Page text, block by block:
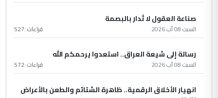
صناعة العقول لا تُدار بالبصمة
السبت 08 آب 2026 قراءات :527
رسالة إلى شيعة العراق.. استعدوا يرحمكم الله
السبت 08 آب 2026 قراءات :572
انهيار الأخلاق الرقمية.. ظاهرة الشتائم والطعن بالأعراض